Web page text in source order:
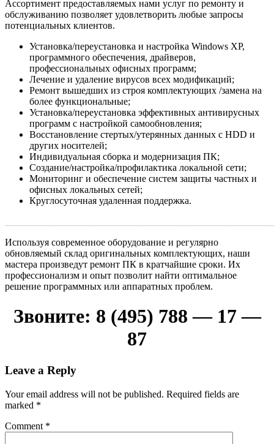
Ассортимент предоставляемых нами услуг по ремонту и
обслуживанию позволяет удовлетворить любые запросы
потенциальных клиентов.
Установка/переустановка и настройка Windows XP,
программного обеспечения, драйверов,
профессиональных офисных программ;
Лечение и удаление вирусов всех модификаций;
Ремонт вышедших из строя комплектующих /замена на
более функциональные;
Установка/переустановка эффективных антивирусных
программ с настройкой самообновления;
Восстановление стертых/утерянных данных с HDD и
других носителей;
Индивидуальная сборка и модернизация ПК;
Создание/настройка/профилактика локальной сети;
Мониторинг и обеспечение систем защиты частных и
офисных локальных сетей;
Круглосуточная удаленная поддержка.
Используя современное оборудование и регулярно
обновляемый склад оригинальных комплектующих, наши
мастера произведут ремонт ПК в кратчайшие сроки. Их
профессионализм и опыт позволит найти оптимальное
решение программных или аппаратных проблем.
Звоните: 8 (495) 788 — 17 —
87
Leave a Reply
Your email address will not be published. Required fields are
marked *
Comment *